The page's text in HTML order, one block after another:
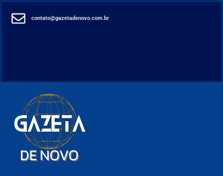
contato@gazetadenovo.com.br